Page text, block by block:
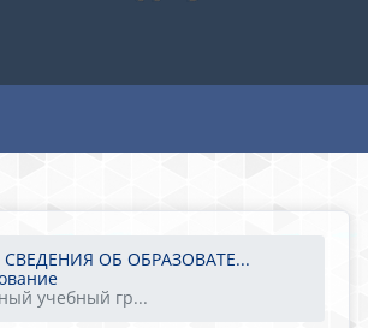
СВЕДЕНИЯ ОБ ОБРАЗОВАТЕ...
учебный гр...